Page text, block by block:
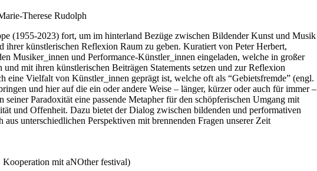
Therese Rudolph
(1955-2023) fort, um im hinterland Bezüge zwischen Bildender Kunst und Musik
ihrer künstlerischen Reflexion Raum zu geben. Kuratiert von Peter Herbert,
Musiker_innen und Performance-Künstler_innen eingeladen, welche in großer
mit ihren künstlerischen Beiträgen Statements setzen und zur Reflexion
eine Vielfalt von Künstler_innen geprägt ist, welche oft als “Gebietsfremde” (engl.
und hier auf die ein oder andere Weise – länger, kürzer oder auch für immer –
Paradoxität eine passende Metapher für den schöpferischen Umgang mit
und Offenheit. Dazu bietet der Dialog zwischen bildenden und performativen
unterschiedlichen Perspektiven mit brennenden Fragen unserer Zeit
Kooperation mit aNOther festival)